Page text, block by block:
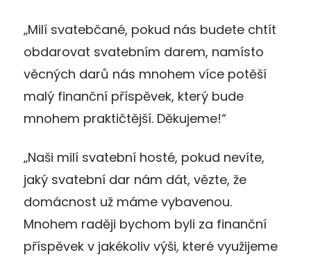
„Milí svatebčané, pokud nás budete chtít
obdarovat svatebním darem, namísto
věcných darů nás mnohem více potěší
malý finanční příspěvek, který bude
mnohem praktičtější. Děkujeme!“
„Naši milí svatební hosté, pokud nevíte,
jaký svatební dar nám dát, vězte, že
domácnost už máme vybavenou.
Mnohem raději bychom byli za finanční
příspěvek v jakékoliv výši, které využijeme